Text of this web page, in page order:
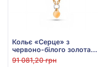
Кольє «Серце» з
червоно-білого золота
585° з фіанітом/
куб.цирконієм, арт.
91 081,20 грн